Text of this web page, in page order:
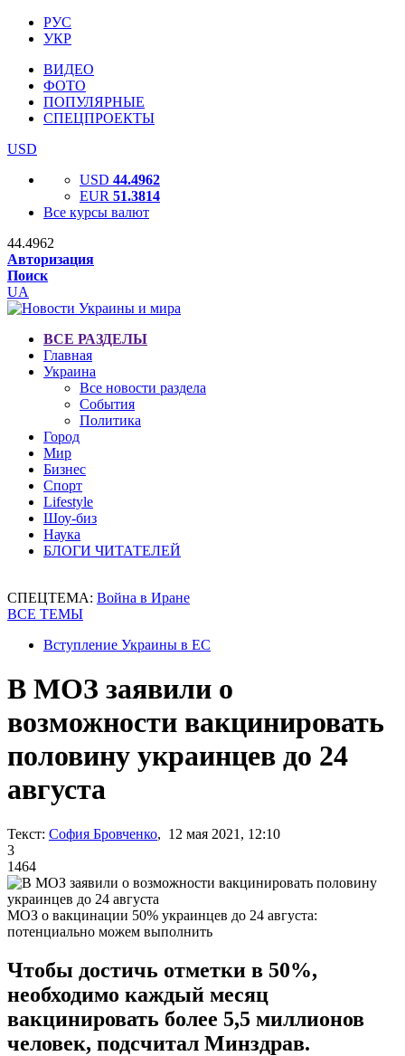
РУС
УКР
ВИДЕО
ФОТО
ПОПУЛЯРНЫЕ
СПЕЦПРОЕКТЫ
USD
USD 44.4962
EUR 51.3814
Все курсы валют
44.4962
Авторизация
Поиск
UA
ВСЕ РАЗДЕЛЫ
Главная
Украина
Все новости раздела
События
Политика
Город
Мир
Бизнес
Спорт
Lifestyle
Шоу-биз
Наука
БЛОГИ ЧИТАТЕЛЕЙ
СПЕЦТЕМА: Война в Иране
ВСЕ ТЕМЫ
Вступление Украины в ЕС
В МОЗ заявили о
возможности вакцинировать
половину украинцев до 24
августа
Текст: София Бровченко, 12 мая 2021, 12:10
3
1464
МОЗ о вакцинации 50% украинцев до 24 августа:
потенциально можем выполнить
Чтобы достичь отметки в 50%,
необходимо каждый месяц
вакцинировать более 5,5 миллионов
человек, подсчитал Минздрав.